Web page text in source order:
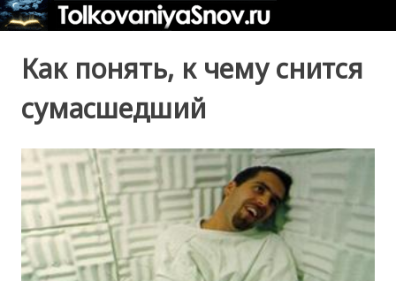
Как понять, к чему снится
сумасшедший